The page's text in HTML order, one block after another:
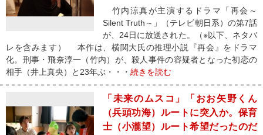
竹内涼真が主演するドラマ「再会～
Silent Truth～」（テレビ朝日系）の第7話
が、24日に放送された。（※以下、ネタバ
レを含みます） 本作は、横関大氏の推理小説『再会』をドラマ
化。刑事・飛奈淳一（竹内）が、殺人事件の容疑者となった初恋の
相手（井上真央）と23年ぶ・・・ 続きを読む
「未来のムスコ」「おお矢野くん
（兵頭功海）ルートに突入か。保育
士（小瀧望）ルート希望だったのだ